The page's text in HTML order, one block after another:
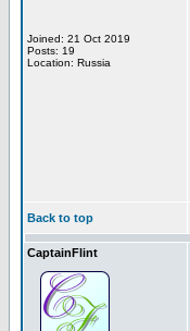
Joined: 21 Oct 2019
Posts: 19
Location: Russia
Back to top
CaptainFlint